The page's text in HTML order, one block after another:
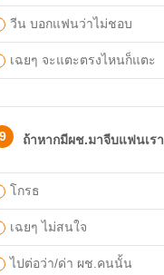
วีน บอกแฟนว่าไม่ชอบ
เฉยๆ จะแตะตรงไหนก็แตะ
9 ถ้าหากมีผช.มาจีบแฟนเร
โกรธ
เฉยๆ ไม่สนใจ
ไปต่อว่า/ด่า ผช.คนนั้น